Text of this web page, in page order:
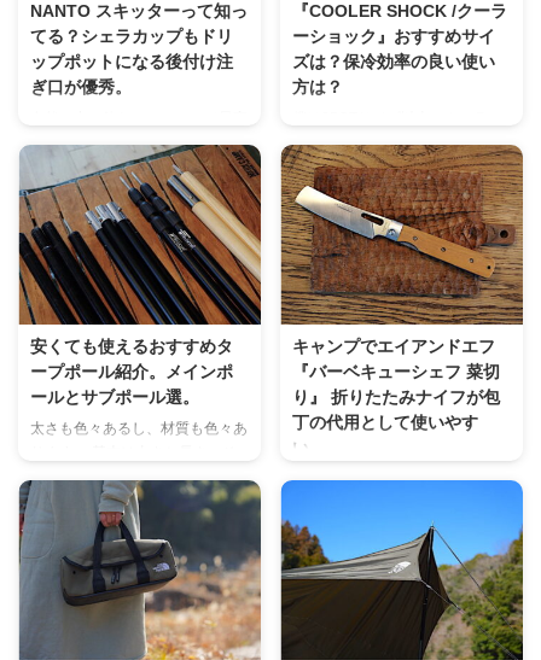
NANTO スキッターって知っ
てる？シェラカップもドリ
ップポットになる後付け注
ぎ口が優秀。
ですよね。 キャンプ道具と一緒
にコーヒーギアも色々なものがあ
ります。 ゆっくり細く注げるコ
ーヒーケトルなども持っています
が、 ソロキャンプや登山等でケ
トルまでは持って行くのはちょっ
とって方も多いはず。 そんな
中、スキッターって知ってまま
す？ スキッターとは？ 急須など
の注ぎ口につけてボタ落ち防止
や、注ぎ口の後引きの垂れを防い
で水切りをよくしてくれる後付け
の道具。 そのおかげで点滴ドリ
NANTO スキッター コーヒードリ
ップ用注ぎ口 こんな小さな ...
『COOLER SHOCK /クーラ
ーショック』おすすめサイ
ズは？保冷効率の良い使い
方は？
ボックスならお手軽に2ℓペットボ
トルに水入れて凍らして使うか、
ハイドラパックの2ℓサイズに水を
入れて凍らして保冷剤として使っ
ています。 溶ければ飲み水とし
て使えますし、一番経済的でいい
と思っています。 ってなっちゃ
うんですけど、 なので上記を併
用しつつもうちょと保冷力を上げ
たい時や、 冬キャンプなどのそ
こまで冷やさなくていい時には今
回紹介するのは薄型パック型なの
で隙間保冷がしやすいんです。
ック 出典：amazon アメリカ製
安くても使えるおすすめタ
ープポール紹介。メインポ
ールとサブポール選。
太さも色々あるし、材質も色々あ
して材質によって値段が変わりま
す。 タープポール選びって意外
に難しい。 価格が高いポールは
「太くても軽量で強度が高い」っ
てものが多いですね。 初心者の
方にはどれがいいわからない方も
多いはず。 私はスチール、アル
ミ合金、木製のタープポールを所
キャンプでエイアンドエフ
『バーベキューシェフ 菜切
り』 折りたたみナイフが包
丁の代用として使いやす
い。
キャンプでの料理。 醍醐味の一
要なものとして刃物があります。
男性はナイフなどの刃物が好きな
方多いと思います。実際僕もそう
です。 お気に入りのアウトドア
ナイフ１本で事足りるといえば足
りるのですが 女性の方はそこま